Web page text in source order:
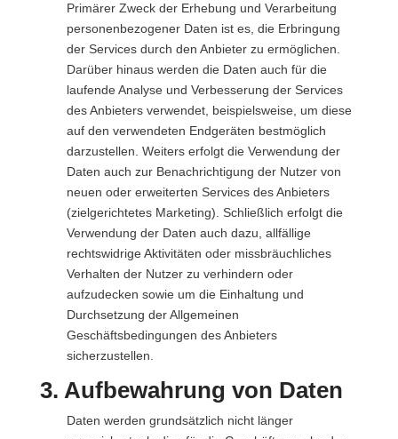
Primärer Zweck der Erhebung und Verarbeitung
personenbezogener Daten ist es, die Erbringung
der Services durch den Anbieter zu ermöglichen.
Darüber hinaus werden die Daten auch für die
laufende Analyse und Verbesserung der Services
des Anbieters verwendet, beispielsweise, um diese
auf den verwendeten Endgeräten bestmöglich
darzustellen. Weiters erfolgt die Verwendung der
Daten auch zur Benachrichtigung der Nutzer von
neuen oder erweiterten Services des Anbieters
(zielgerichtetes Marketing). Schließlich erfolgt die
Verwendung der Daten auch dazu, allfällige
rechtswidrige Aktivitäten oder missbräuchliches
Verhalten der Nutzer zu verhindern oder
aufzudecken sowie um die Einhaltung und
Durchsetzung der Allgemeinen
Geschäftsbedingungen des Anbieters
sicherzustellen.
3. Aufbewahrung von Daten
Daten werden grundsätzlich nicht länger